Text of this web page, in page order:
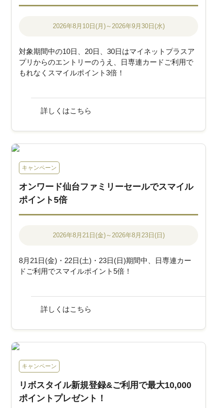
2026年8月10日(月)～2026年9月30日(水)
対象期間中の10日、20日、30日はマイネットプラスア
プリからのエントリーのうえ、日専連カードご利用で
もれなくスマイルポイント3倍！
詳しくはこちら
キャンペーン
オンワード仙台ファミリーセールでスマイル
ポイント5倍
2026年8月21日(金)～2026年8月23日(日)
8月21日(金)・22日(土)・23日(日)期間中、日専連カー
ドご利用でスマイルポイント5倍！
詳しくはこちら
キャンペーン
リボスタイル新規登録&ご利用で最大10,000
ポイントプレゼント！